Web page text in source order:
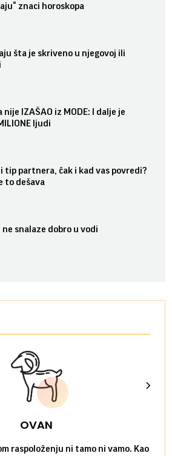
znaci horoskopa
šta je skriveno u njegovoj ili
nije IZAŠAO iz MODE: I dalje je
ljudi
partnera, čak i kad vas povredi?
to dešava
ne snalaze dobro u vodi
OVAN
raspoloženju ni tamo ni vamo. Kao